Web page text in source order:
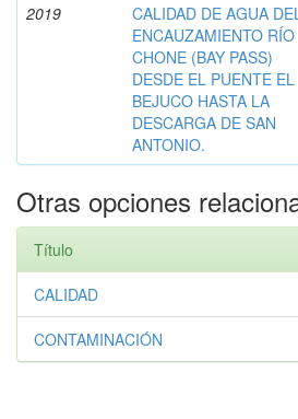
2019
CALIDAD DE AGUA
ENCAUZAMIENTO RÍO
CHONE (BAY PASS)
DESDE EL PUENTE EL
BEJUCO HASTA LA
DESCARGA DE SAN
ANTONIO.
Otras opciones
Título
CALIDAD
CONTAMINACIÓN